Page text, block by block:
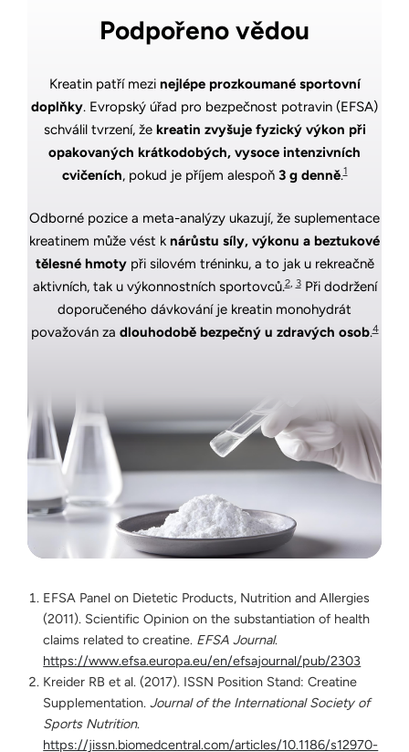
Podpořeno vědou
Kreatin patří mezi nejlépe prozkoumané sportovní
doplňky. Evropský úřad pro bezpečnost potravin (EFSA)
schválil tvrzení, že kreatin zvyšuje fyzický výkon při
opakovaných krátkodobých, vysoce intenzivních
cvičeních, pokud je příjem alespoň 3 g denně.1
Odborné pozice a meta-analýzy ukazují, že suplementace
kreatinem může vést k nárůstu síly, výkonu a beztukové
tělesné hmotypři silovém tréninku, a to jak u rekreačně
aktivních, tak u výkonnostních sportovců.2, 3Při dodržení
doporučeného dávkování je kreatin monohydrát
považován za dlouhodobě bezpečný u zdravých osob.4
EFSA Panel on Dietetic Products, Nutrition and Allergies
(2011). Scientific Opinion on the substantiation of health
claims related to creatine. EFSA Journal.
https://www.efsa.europa.eu/en/efsajournal/pub/2303
Kreider RB et al. (2017). ISSN Position Stand: Creatine
Supplementation.Journal of the International Society of
Sports Nutrition.
https://jissn.biomedcentral.com/articles/10.1186/s12970-